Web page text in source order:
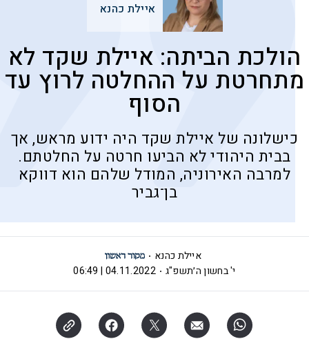
איילת כהנא
הולכת הביתה: איילת שקד לא
מתחרטת על ההחלטה לרוץ עד
הסוף
כישלונה של איילת שקד היה ידוע מראש, אך
בבית היהודי לא הביעו חרטה על החלטתם.
למרבה האירוניה, המודל שלהם הוא דווקא
בן־גביר
איילת כהנא
י' בחשון ה׳תשפ"ג
04.11.2022 | 06:49